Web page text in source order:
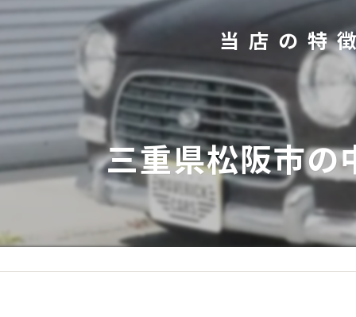
当店の特
バイク
販売
修理
カスタム
三重県松阪市の